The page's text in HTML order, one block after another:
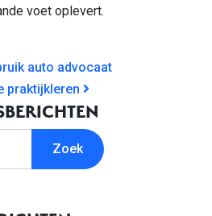
voet oplevert.
auto advocaat
praktijkleren